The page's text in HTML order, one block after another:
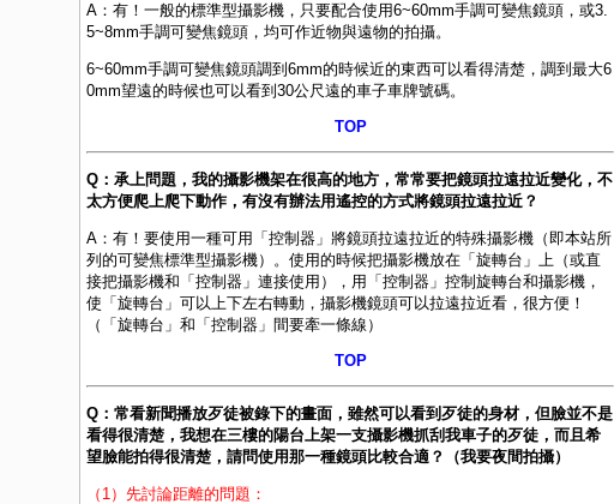
A：有！一般的標準型攝影機，只要配合使用6~60mm手調可變焦鏡頭 ，或3.
5~8mm手調可變焦鏡頭，均可作近物與遠物的拍攝。
6~60mm手調可變焦鏡頭調到6mm的時候近的東西可以看得清楚，調到最大6
0mm望遠的時候也可以看到30公尺遠的車子車牌號碼。
TOP
Q：承上問題，我的攝影機架在很高的地方，常常要把鏡頭拉遠拉近變化，不
太方便爬上爬下動作，有沒有辦法用遙控的方式將鏡頭拉遠拉近？
A：有！要使用一種可用「控制器」將鏡頭拉遠拉近的特殊攝影機（即本站所
列的可變焦標準型攝影機）。使用的時候把攝影機放在「旋轉台」上（或直
接把攝影機和「控制器」連接使用），用「控制器」控制旋轉台和攝影機，
使「旋轉台」可以上下左右轉動，攝影機鏡頭可以拉遠拉近看，很方便！
（「旋轉台」和「控制器」間要牽一條線）
TOP
Q：常看新聞播放歹徒被錄下的畫面，雖然可以看到歹徒的身材，但臉並不是
看得很清楚，我想在三樓的陽台上架一支攝影機抓刮我車子的歹徒，而且希
望臉能拍得很清楚，請問使用那一種鏡頭比較合適？（我要夜間拍攝）
（1）先討論距離的問題：